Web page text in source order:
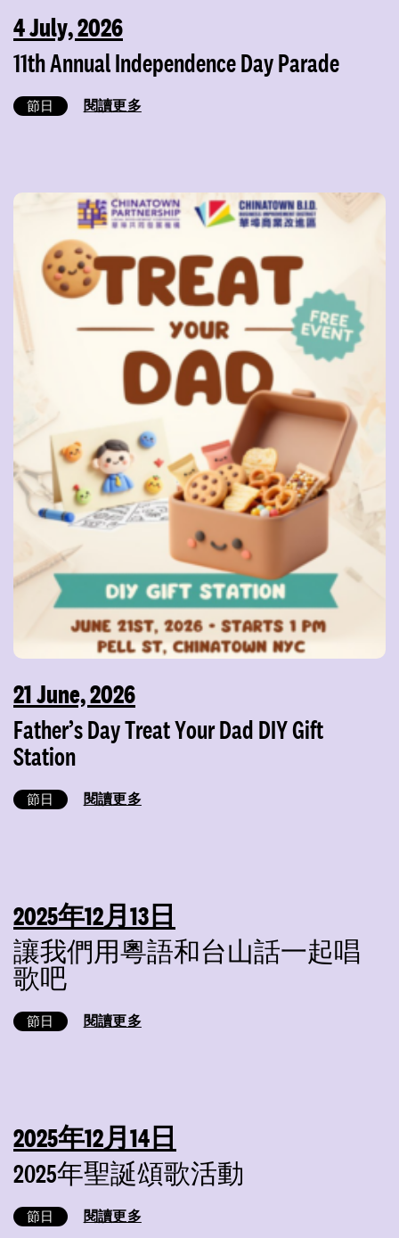
4 July, 2026
11th Annual Independence Day Parade
節日 閱讀更多
21 June, 2026
Father’s Day Treat Your Dad DIY Gift
Station
節日 閱讀更多
2025年12月13日
讓我們用粵語和台山話一起唱
歌吧
節日 閱讀更多
2025年12月14日
2025年聖誕頌歌活動
節日 閱讀更多